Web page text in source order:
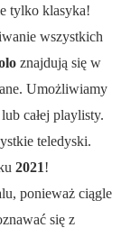
tylko klasyka!
wszystkich
znajdują się w
Umożliwiamy
całej playlisty.
teledyski.
2021!
ponieważ ciągle
się z